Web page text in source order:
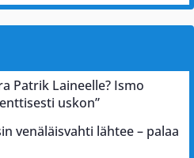
Patrik Laineelle? Ismo
uskon”
venäläisvahti lähtee – palaa